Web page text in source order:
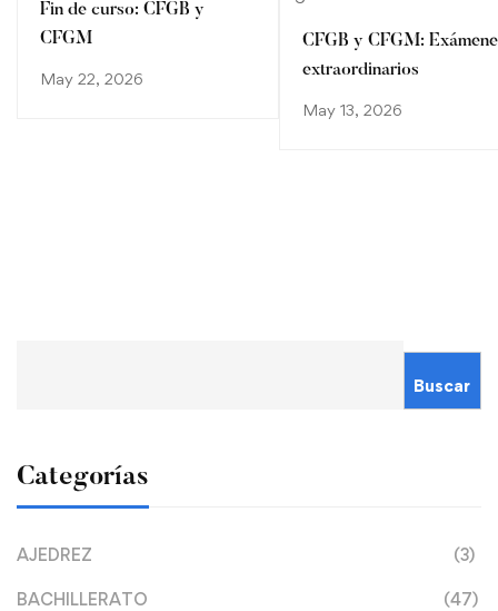
Fin de curso: CFGB y
CFGM
May 22, 2026
CFGB y CFGM:
extraordinarios
May 13, 2026
Buscar
Categorías
AJEDREZ (3)
BACHILLERATO (47)